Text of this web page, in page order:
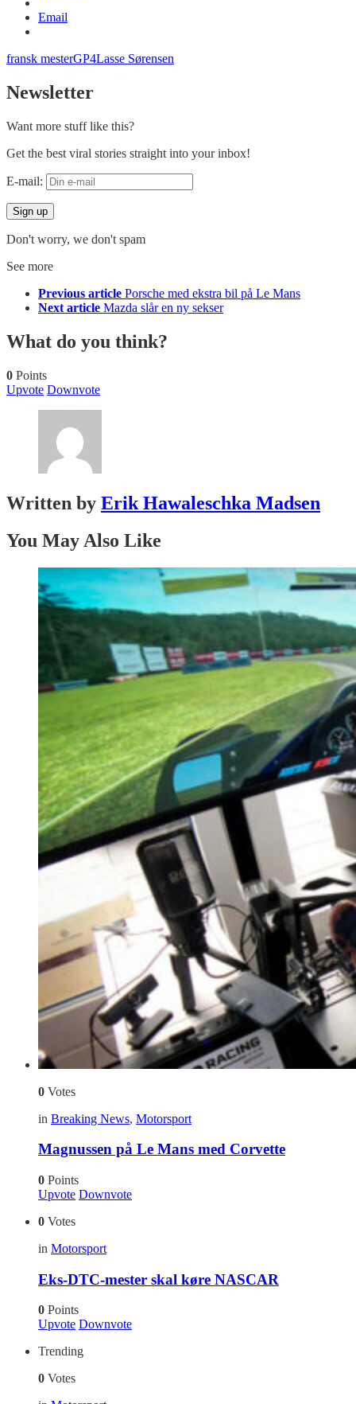
Email
fransk mesterGP4Lasse Sørensen
Newsletter
Want more stuff like this?
Get the best viral stories straight into your inbox!
E-mail:
Don't worry, we don't spam
See more
Previous article Porsche med ekstra bil på Le Mans
Next article Mazda slår en ny sekser
What do you think?
0 Points
Upvote Downvote
Written by Erik Hawaleschka Madsen
You May Also Like
0 Votes
in Breaking News, Motorsport
Magnussen på Le Mans med Corvette
0 Points
Upvote Downvote
0 Votes
in Motorsport
Eks-DTC-mester skal køre NASCAR
0 Points
Upvote Downvote
Trending
0 Votes